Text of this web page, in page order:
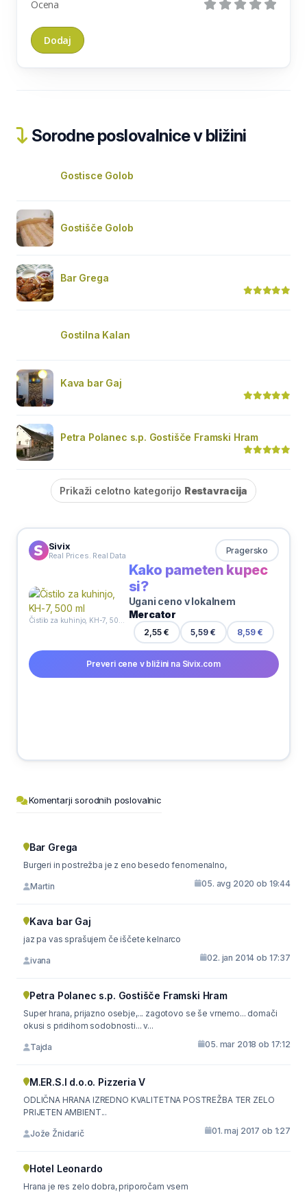
Ocena
Sorodne poslovalnice v bližini
Gostisce Golob
Gostišče Golob
Bar Grega
Gostilna Kalan
Kava bar Gaj
Petra Polanec s.p. Gostišče Framski Hram
Prikaži celotno kategorijo Restavracija
Sivix
Real Prices. Real Data Pragersko
Kako pameten kupec
si?
Ugani ceno v lokalnem
Mercator
2,55 € 5,59 € 8,59 €
Preveri cene v bližini na Sivix.com
Komentarji sorodnih poslovalnic
Bar Grega
Burgeri in postrežba je z eno besedo fenomenalno,
Martin 05. avg 2020 ob 19:44
Kava bar Gaj
jaz pa vas sprašujem če iščete kelnarco
ivana 02. jan 2014 ob 17:37
Petra Polanec s.p. Gostišče Framski Hram
Super hrana, prijazno osebje,... zagotovo se še vrnemo... domači
okusi s pridihom sodobnosti... v...
Tajda 05. mar 2018 ob 17:12
M.ER.S.I d.o.o. Pizzeria V
ODLIČNA HRANA IZREDNO KVALITETNA POSTREŽBA TER ZELO
PRIJETEN AMBIENT...
Jože Žnidarič 01. maj 2017 ob 1:27
Hotel Leonardo
Hrana je res zelo dobra, priporočam vsem